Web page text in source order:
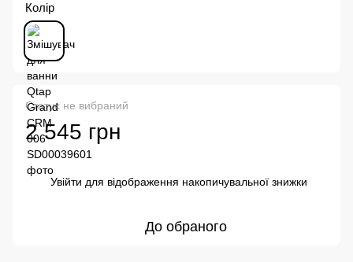
Колір
Статус не вибраний
2 545 грн
Увійти для відображення накопичувальної знижки
До обраного